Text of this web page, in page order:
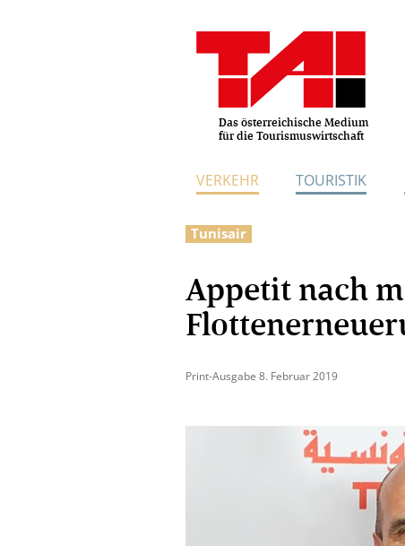
Das österreichische Medium
für die Tourismuswirtschaft
VERKEHR TOURISTIK
Tunisair
Appetit nach
Print-Ausgabe 8. Februar 2019